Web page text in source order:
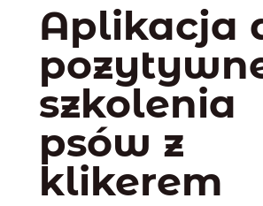
Aplikacja
szkolenia
psów z
klikerem